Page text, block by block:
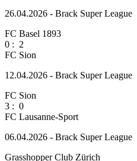
26.04.2026 - Brack Super League
FC Basel 1893
0 : 2
FC Sion
12.04.2026 - Brack Super League
FC Sion
3 : 0
FC Lausanne-Sport
06.04.2026 - Brack Super League
Grasshopper Club Zürich